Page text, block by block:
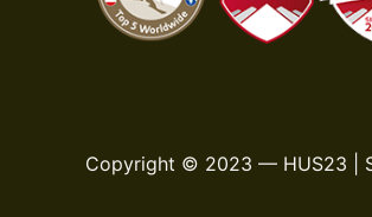
Copyright © 2023 — HUS23 |